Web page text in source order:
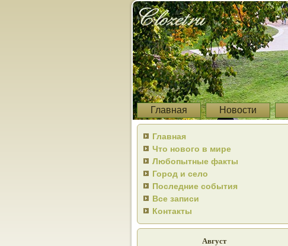
Главная Новости
Главная
Что нового в мире
Любопытные факты
Город и село
Последние события
Все записи
Контакты
Август